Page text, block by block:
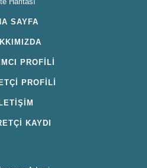
SAYFA
PROFİLİ
PROFİLİ
İLETİŞİM
KAYDI